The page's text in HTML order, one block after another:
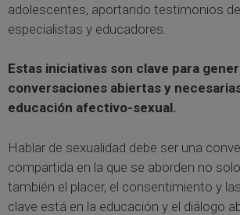
adolescentes, aportando testimonios
especialistas y educadores.
Estas iniciativas son clave para
conversaciones abiertas y
educación afectivo-sexual.
Hablar de sexualidad debe ser una
compartida en la que se aborden no
también el placer, el consentimiento y
clave está en la educación y el diálogo